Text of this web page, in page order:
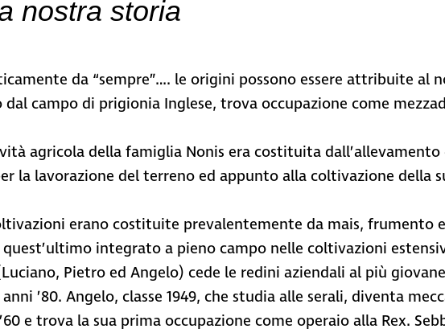
nostra storia
da “sempre”…. le origini possono essere attribuite al
campo di prigionia Inglese, trova occupazione come
agricola della famiglia Nonis era costituita
la lavorazione del terreno ed appunto alla coltivazione della
erano costituite prevalentemente da mais, frumento
integrato a pieno campo nelle coltivazioni
Pietro ed Angelo) cede le redini aziendali al più
’80. Angelo, classe 1949, che studia alle serali, diventa
e trova la sua prima occupazione come operaio alla Rex.